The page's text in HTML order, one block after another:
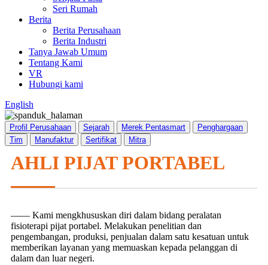
Seri Rumah
Berita
Berita Perusahaan
Berita Industri
Tanya Jawab Umum
Tentang Kami
VR
Hubungi kami
English
Profil Perusahaan Sejarah Merek Pentasmart
Penghargaan
Tim
Manufaktur Sertifikat Mitra
AHLI PIJAT PORTABEL
—— Kami mengkhususkan diri dalam bidang peralatan
fisioterapi pijat portabel. Melakukan penelitian dan
pengembangan, produksi, penjualan dalam satu kesatuan untuk
memberikan layanan yang memuaskan kepada pelanggan di
dalam dan luar negeri.